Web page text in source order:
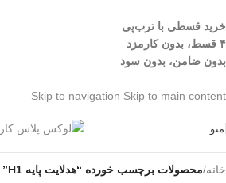
خرید قسطی با ترب‌پی
۴ قسط، بدون کارمزد
بدون ضامن، بدون سود
Skip to navigation Skip to main content
منو
خانه/محصولات برچسب خورده “هدلایت پایه H1”